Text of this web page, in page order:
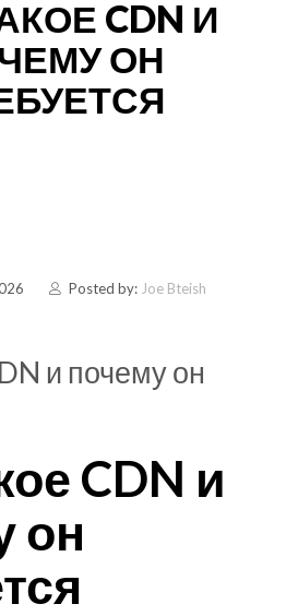
CDN И
ОН
Posted by: Joe Bteish
и почему он
CDN и
он